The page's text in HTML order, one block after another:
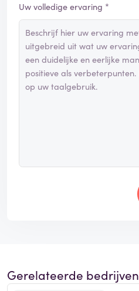
Uw volledige ervaring *
Gerelateerde bedrijven